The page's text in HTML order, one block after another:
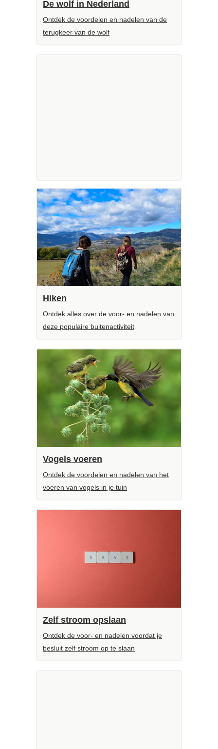
De wolf in Nederland
Ontdek de voordelen en nadelen van de
terugkeer van de wolf
Hiken
Ontdek alles over de voor- en nadelen van
deze populaire buitenactiviteit
Vogels voeren
Ontdek de voordelen en nadelen van het
voeren van vogels in je tuin
Zelf stroom opslaan
Ontdek de voor- en nadelen voordat je
besluit zelf stroom op te slaan